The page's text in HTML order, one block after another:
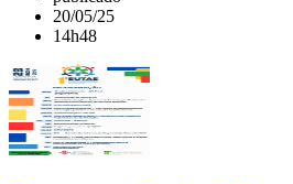
20/05/25
14h48